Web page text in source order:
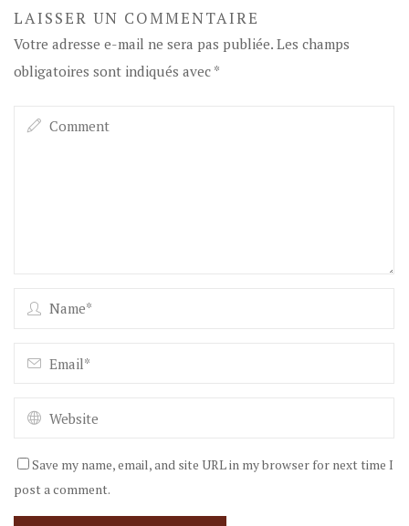
LAISSER UN COMMENTAIRE
Votre adresse e-mail ne sera pas publiée. Les champs
obligatoires sont indiqués avec *
Save my name, email, and site URL in my browser for next time I
post a comment.